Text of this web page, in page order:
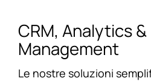
CRM, Analytics
Management
Le nostre soluzioni